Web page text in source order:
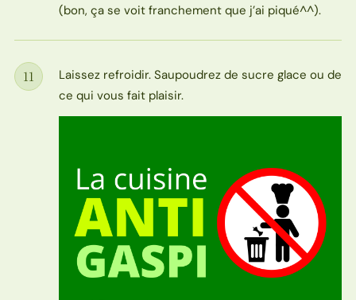
(bon, ça se voit franchement que j’ai piqué^^).
Étape
11
Laissez refroidir. Saupoudrez de sucre glace ou de
ce qui vous fait plaisir.